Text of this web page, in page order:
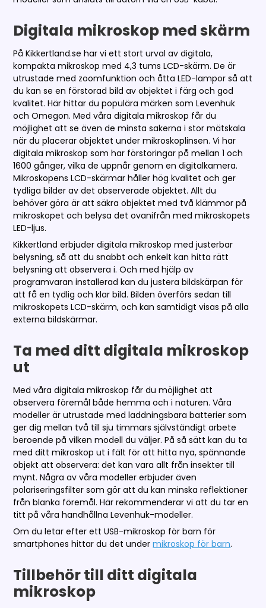
Digitala mikroskop med skärm
På Kikkertland.se har vi ett stort urval av digitala,
kompakta mikroskop med 4,3 tums LCD-skärm. De är
utrustade med zoomfunktion och åtta LED-lampor så att
du kan se en förstorad bild av objektet i färg och god
kvalitet. Här hittar du populära märken som Levenhuk
och Omegon. Med våra digitala mikroskop får du
möjlighet att se även de minsta sakerna i stor mätskala
när du placerar objektet under mikroskoplinsen. Vi har
digitala mikroskop som har förstoringar på mellan 1 och
1600 gånger, vilka de uppnår genom en digitalkamera.
Mikroskopens LCD-skärmar håller hög kvalitet och ger
tydliga bilder av det observerade objektet. Allt du
behöver göra är att säkra objektet med två klämmor på
mikroskopet och belysa det ovanifrån med mikroskopets
LED-ljus.
Kikkertland erbjuder digitala mikroskop med justerbar
belysning, så att du snabbt och enkelt kan hitta rätt
belysning att observera i. Och med hjälp av
programvaran installerad kan du justera bildskärpan för
att få en tydlig och klar bild. Bilden överförs sedan till
mikroskopets LCD-skärm, och kan samtidigt visas på alla
externa bildskärmar.
Ta med ditt digitala mikroskop
ut
Med våra digitala mikroskop får du möjlighet att
observera föremål både hemma och i naturen. Våra
modeller är utrustade med laddningsbara batterier som
ger dig mellan två till sju timmars självständigt arbete
beroende på vilken modell du väljer. På så sätt kan du ta
med ditt mikroskop ut i fält för att hitta nya, spännande
objekt att observera: det kan vara allt från insekter till
mynt. Några av våra modeller erbjuder även
polariseringsfilter som gör att du kan minska reflektioner
från blanka föremål. Här rekommenderar vi att du tar en
titt på våra handhållna Levenhuk-modeller.
Om du letar efter ett USB-mikroskop för barn för
smartphones hittar du det undermikroskop för barn.
Tillbehör till ditt digitala
mikroskop